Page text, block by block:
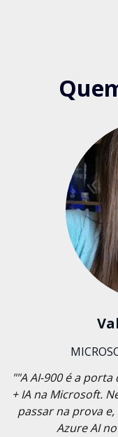
""A AI-900 é a
+ IA na Microsoft.
passar na prova
Azure AI